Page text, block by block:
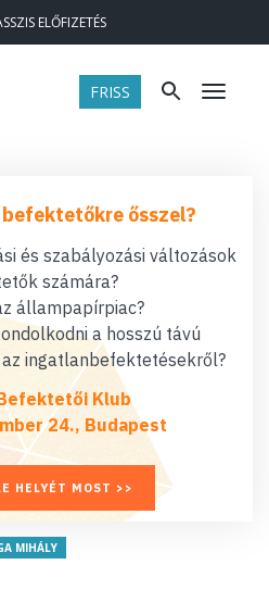
ELŐFIZETÉS
FRISS Menü
befektetőkre ősszel?
és szabályozási változások
számára?
állampapírpiac?
a hosszú távú
ingatlanbefektetésekről?
Klub
24., Budapest
HELYÉT MOST >>
MIHÁLY